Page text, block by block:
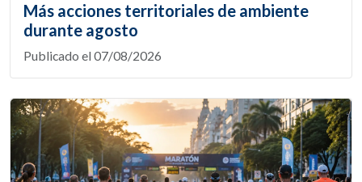
Más acciones territoriales de ambiente
durante agosto
Publicado el 07/08/2026